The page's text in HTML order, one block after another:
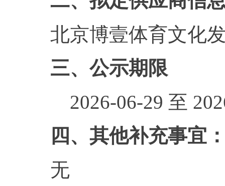
北京博壹体育文化
三、公示期限
2026-06-29 至
四、其他补充事宜
无